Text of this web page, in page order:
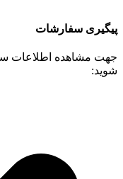
پیگیری سفارشات
جهت مشاهده اطلاعات
شوید: